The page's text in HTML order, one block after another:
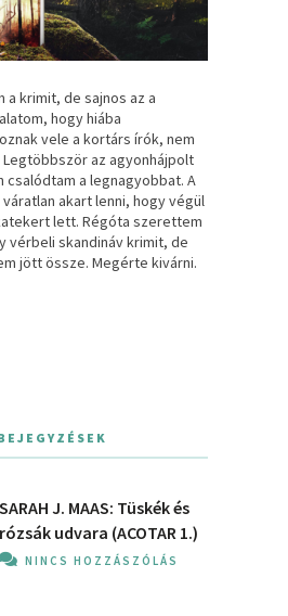
a krimit, de sajnos az a
hogy hiába
vele a kortárs írók, nem
az agyonhájpolt
csalódtam a legnagyobbat. A
akart lenni, hogy végül
lett. Régóta szerettem
vérbeli skandináv krimit, de
jött össze. Megérte kivárni.
SARAH J. MAAS: Tüskék és
rózsák udvara (ACOTAR 1.)
NINCS HOZZÁSZÓLÁS